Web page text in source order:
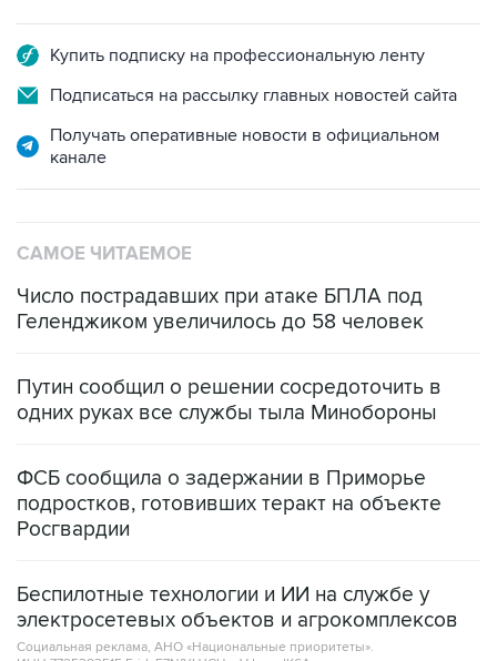
Купить подписку на профессиональную ленту
Подписаться на рассылку главных новостей сайта
Получать оперативные новости в официальном
канале
САМОЕ ЧИТАЕМОЕ
Число пострадавших при атаке БПЛА под
Геленджиком увеличилось до 58 человек
Путин сообщил о решении сосредоточить в
одних руках все службы тыла Минобороны
ФСБ сообщила о задержании в Приморье
подростков, готовивших теракт на объекте
Росгвардии
Беспилотные технологии и ИИ на службе у
электросетевых объектов и агрокомплексов
Социальная реклама, АНО «Национальные приоритеты».